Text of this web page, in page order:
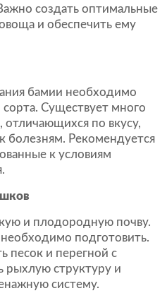
создать оптимальные
и обеспечить ему
бамии необходимо
Существует много
отличающихся по вкусу,
болезням. Рекомендуется
к условиям
и плодородную почву.
подготовить.
песок и перегной с
рыхлую структуру и
систему.